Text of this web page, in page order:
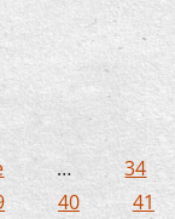
Änderungen bei
…
34
40
41